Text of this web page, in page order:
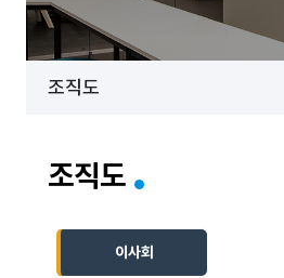
조직도
조직도
이사회